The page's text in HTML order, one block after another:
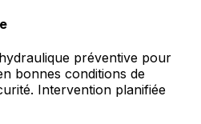
préventive pour
bonnes conditions de
Intervention planifiée